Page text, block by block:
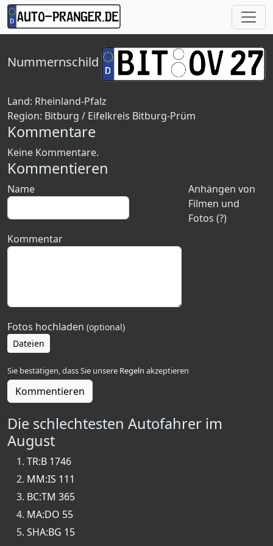
Nummernschild
Land: Rheinland-Pfalz
Region: Bitburg / Eifelkreis Bitburg-Prüm
Kommentare
Keine Kommentare.
Kommentieren
Anhängen von
Filmen und
Fotos (?)
Name
Kommentar
Fotos hochladen (optional)
Dateien
Sie bestätigen, dass Sie unsere Regeln akzeptieren
Kommentieren
Die schlechtesten Autofahrer im
August
TR:B 1746
MM:IS 111
BC:TM 365
MA:DO 55
SHA:BG 15